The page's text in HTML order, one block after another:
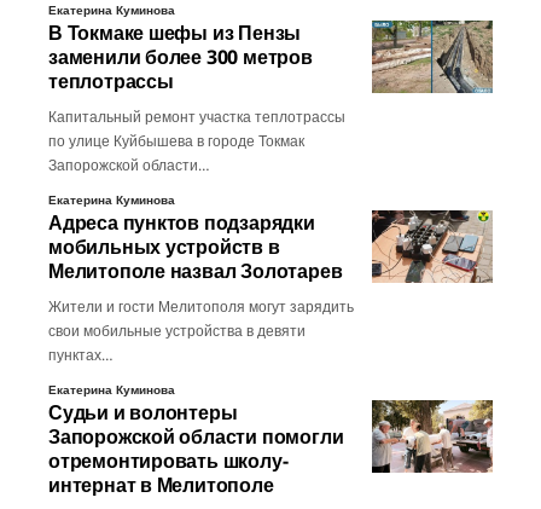
Екатерина Куминова
В Токмаке шефы из Пензы
заменили более 300 метров
теплотрассы
Капитальный ремонт участка теплотрассы
по улице Куйбышева в городе Токмак
Запорожской области…
Екатерина Куминова
Адреса пунктов подзарядки
мобильных устройств в
Мелитополе назвал Золотарев
Жители и гости Мелитополя могут зарядить
свои мобильные устройства в девяти
пунктах…
Екатерина Куминова
Судьи и волонтеры
Запорожской области помогли
отремонтировать школу-
интернат в Мелитополе